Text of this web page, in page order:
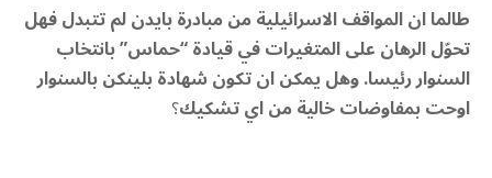
طالما ان المواقف الاسرائيلية من مبادرة بايدن لم تتبدل فهل
تحوّل الرهان على المتغيرات في قيادة “حماس” بانتخاب
السنوار رئيسا. وهل يمكن ان تكون شهادة بلينكن بالسنوار
اوحت بمفاوضات خالية من اي تشكيك؟